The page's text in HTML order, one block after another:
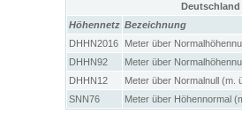
Höhennetz Bezeichnung
DHHN2016
Meter über
DHHN92
Meter über
DHHN12
Meter über Normalnull (m.
SNN76
Meter über Höhennormal